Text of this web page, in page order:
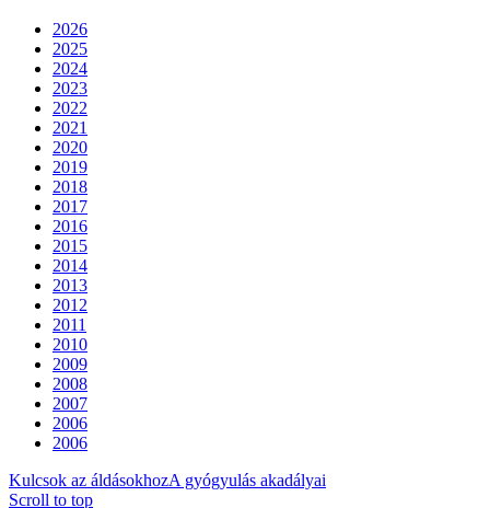
2026
2025
2024
2023
2022
2021
2020
2019
2018
2017
2016
2015
2014
2013
2012
2011
2010
2009
2008
2007
2006
2006
Kulcsok az áldásokhozA gyógyulás akadályai
Scroll to top